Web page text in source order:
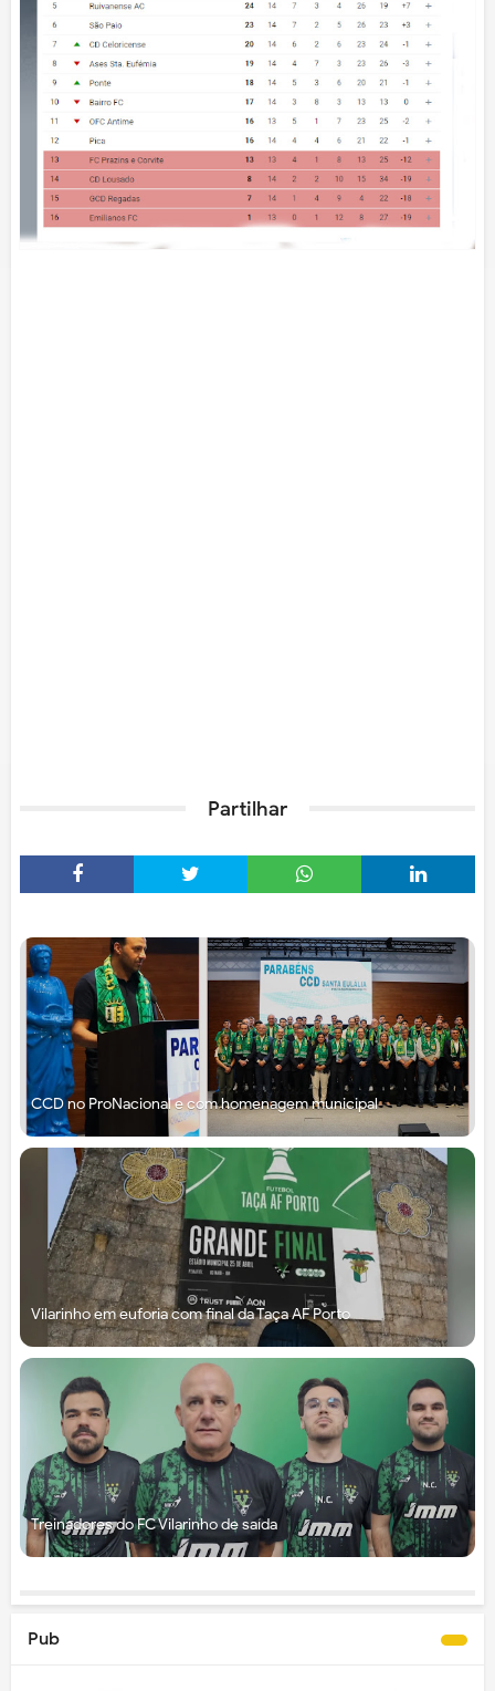
Partilhar
CCD no ProNacional e com homenagem municipal
Vilarinho em euforia com final da Taça AF Porto
Treinadores do FC Vilarinho de saída
Pub